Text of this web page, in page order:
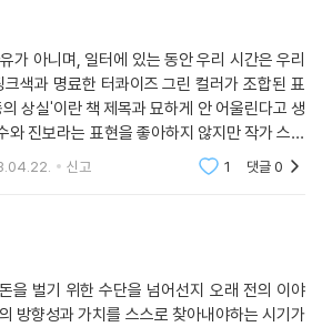
가 아니며, 일터에 있는 동안 우리 시간은 우리
상실'이란 책 제목과 묘하게 안 어울린다고 생
의 책이다. 노동자들에게 깨어나 권리와 자유
신고 1 댓글0
을 벌기 위한 수단을 넘어선지 오래 전의 이야
방향성과 가치를 스스로 찾아내야하는 시기가